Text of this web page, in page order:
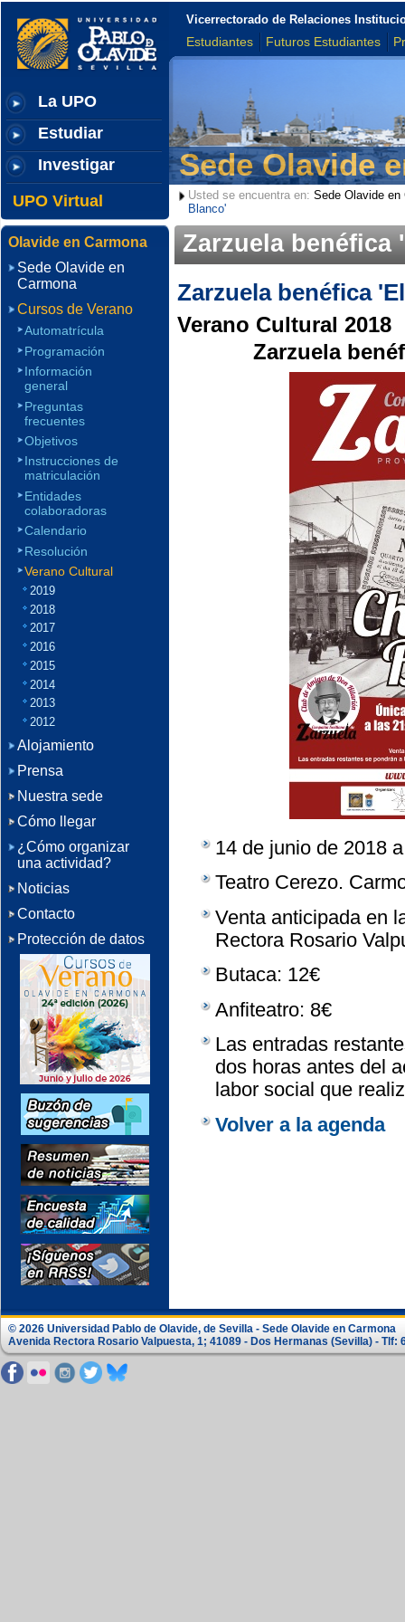
La UPO
Estudiar
Investigar
UPO Virtual
Vicerrectorado de Relaciones
Estudiantes Futuros Estudiantes
Sede Olavide
Usted se encuentra en: Sede Olavide en
Blanco'
Zarzuela benéfica
Zarzuela benéfica
Verano Cultural 2018
Zarzuela
14 de junio de 2018
Teatro Cerezo.
Venta anticipada en
Rectora Rosario
Butaca: 12€
Anfiteatro: 8€
Las entradas
dos horas antes del
labor social que
Volver a la agenda
Olavide en Carmona
Sede Olavide en
Carmona
Cursos de Verano
Automatrícula
Programación
Información
general
Preguntas
frecuentes
Objetivos
Instrucciones de
matriculación
Entidades
colaboradoras
Calendario
Resolución
Verano Cultural
2019
2018
2017
2016
2015
2014
2013
2012
Alojamiento
Prensa
Nuestra sede
Cómo llegar
¿Cómo organizar
una actividad?
Noticias
Contacto
Protección de datos
© 2026 Universidad Pablo de Olavide, de Sevilla - Sede Olavide en Carmona
Avenida Rectora Rosario Valpuesta, 1; 41089 - Dos Hermanas (Sevilla) - Tlf: